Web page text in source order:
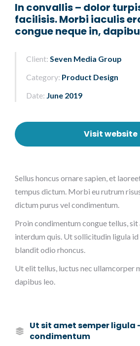
In convallis – dolor
facilisis. Morbi iaculis
congue neque in,
Client: Seven Media Group
Category: Product Design
Date: June 2019
Visit website
Sellus honcus ornare sapien, et
tempus dictum. Morbi eu rutrum
dictum purus vel condimentum.
Proin condimentum congue tellus,
interdum quis. Ut sollicitudin ligula id
blandit odio rhoncus.
Ut elit tellus, luctus nec ullamcorper
dapibus leo.
Ut sit amet semper ligula
condimentum